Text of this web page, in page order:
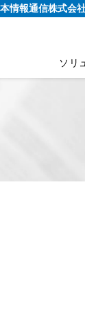
情報通信株式会
ソリ